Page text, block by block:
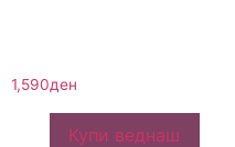
1,590ден
Купи веднаш